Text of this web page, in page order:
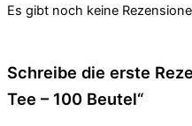
Es gibt noch keine
Schreibe die erste
Tee – 100 Beutel“